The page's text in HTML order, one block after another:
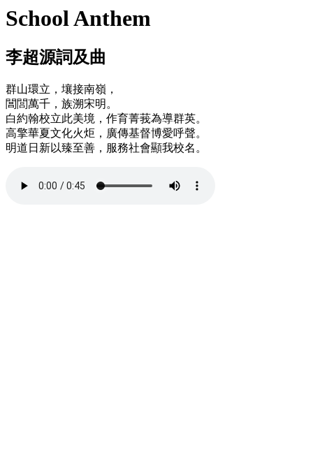
School Anthem
李超源詞及曲
群山環立，壤接南嶺，
閶閭萬千，族溯宋明。
白約翰校立此美境，作育菁莪為導群英。
高擎華夏文化火炬，廣傳基督博愛呼聲。
明道日新以臻至善，服務社會顯我校名。